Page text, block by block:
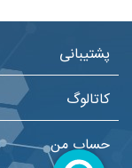
پشتیبانی
کاتالوگ
حساب من